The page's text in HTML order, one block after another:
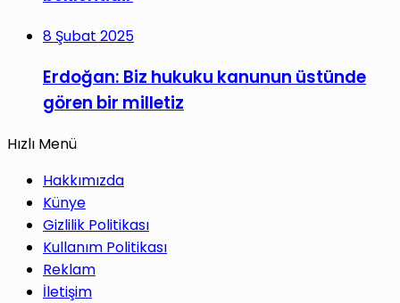
8 Şubat 2025
Erdoğan: Biz hukuku kanunun üstünde
gören bir milletiz
Hızlı Menü
Hakkımızda
Künye
Gizlilik Politikası
Kullanım Politikası
Reklam
İletişim